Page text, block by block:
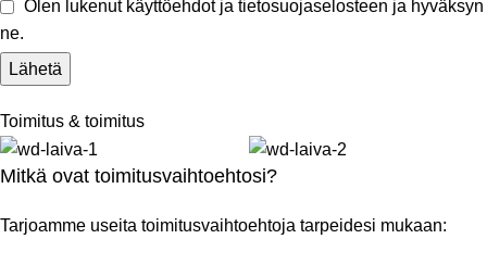
Olen lukenut käyttöehdot ja tietosuojaselosteen ja hyväksyn
ne.
Toimitus & toimitus
Mitkä ovat toimitusvaihtoehtosi?
Tarjoamme useita toimitusvaihtoehtoja tarpeidesi mukaan: